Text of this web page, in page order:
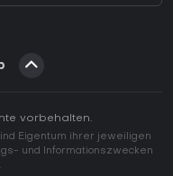
vorbehalten.
Eigentum ihrer jeweiligen
und Informationszwecken